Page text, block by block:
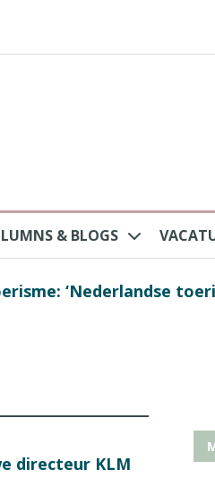
& BLOGS
‘Nederlandse
directeur KLM